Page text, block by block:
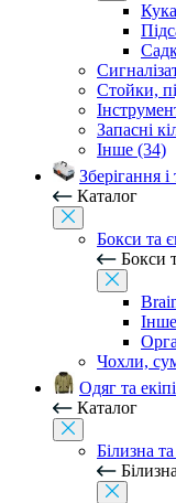
Стойки,
Запасні
Інше (34)
Зберігання
Каталог
Бокси та
Бокси
Чохли,
Одяг та
Каталог
Білизна